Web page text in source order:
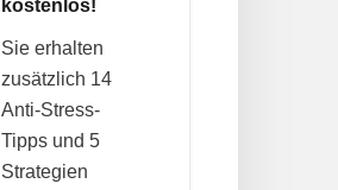
kostenlos!
Sie erhalten
zusätzlich 14
Anti-Stress-
Tipps und 5
Strategien